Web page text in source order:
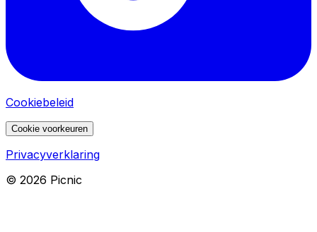
Cookiebeleid
Cookie voorkeuren
Privacyverklaring
© 2026 Picnic